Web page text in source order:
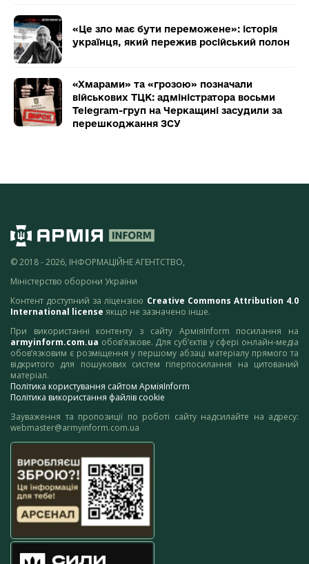
«Це зло має бути переможене»: історія
українця, який пережив російський полон
«Хмарами» та «грозою» позначали
військових ТЦК: адміністратора восьми
Telegram-груп на Черкащині засудили за
перешкоджання ЗСУ
© 2018 - 2026, ІНФОРМАЦІЙНЕ АГЕНТСТВО,
Міністерство оборони України
Контент доступний за ліцензією Creative Commons Attribution 4.0
International license якщо не зазначено інше.
При використанні контенту з сайту АрміяInform посилання на
armyinform.com.ua обов’язкове. Для суб’єктів у сфері онлайн-медіа
обов’язковим є розміщення у першому абзаці матеріалу прямого та
відкритого для пошукових систем гіперпосилання на цитований
матеріал.
Політика користування сайтом АрміяInform
Політика використання файлів cookie
Зауваження та пропозиції по роботі сайту надсилайте на адресу:
webmaster@armyinform.com.ua